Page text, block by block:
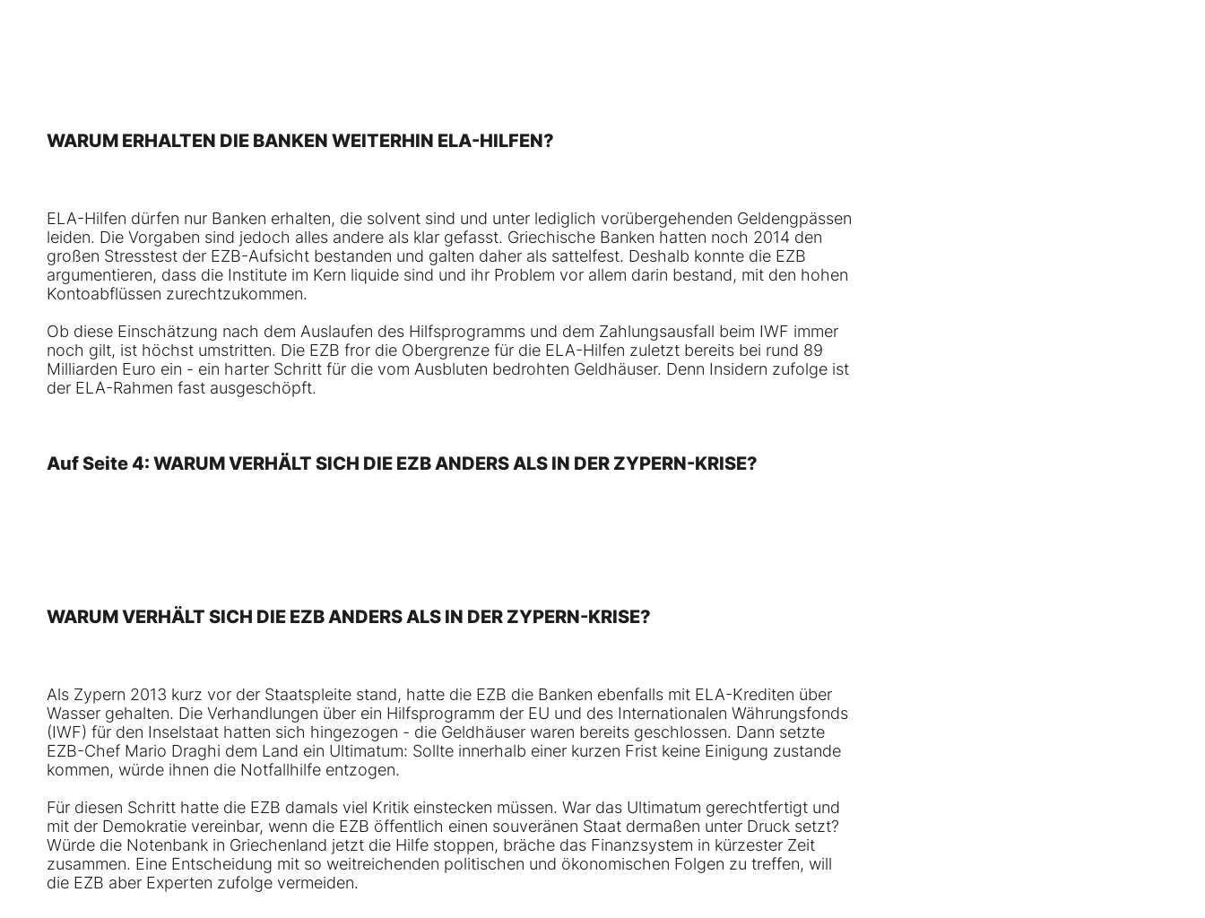
WARUM ERHALTEN DIE BANKEN WEITERHIN ELA-HILFEN?
ELA-Hilfen dürfen nur Banken erhalten, die solvent sind und unter lediglich vorübergehenden Geldengpässen
leiden. Die Vorgaben sind jedoch alles andere als klar gefasst. Griechische Banken hatten noch 2014 den
großen Stresstest der EZB-Aufsicht bestanden und galten daher als sattelfest. Deshalb konnte die EZB
argumentieren, dass die Institute im Kern liquide sind und ihr Problem vor allem darin bestand, mit den hohen
Kontoabflüssen zurechtzukommen.
Ob diese Einschätzung nach dem Auslaufen des Hilfsprogramms und dem Zahlungsausfall beim IWF immer
noch gilt, ist höchst umstritten. Die EZB fror die Obergrenze für die ELA-Hilfen zuletzt bereits bei rund 89
Milliarden Euro ein - ein harter Schritt für die vom Ausbluten bedrohten Geldhäuser. Denn Insidern zufolge ist
der ELA-Rahmen fast ausgeschöpft.
Auf Seite 4: WARUM VERHÄLT SICH DIE EZB ANDERS ALS IN DER ZYPERN-KRISE?
WARUM VERHÄLT SICH DIE EZB ANDERS ALS IN DER ZYPERN-KRISE?
Als Zypern 2013 kurz vor der Staatspleite stand, hatte die EZB die Banken ebenfalls mit ELA-Krediten über
Wasser gehalten. Die Verhandlungen über ein Hilfsprogramm der EU und des Internationalen Währungsfonds
(IWF) für den Inselstaat hatten sich hingezogen - die Geldhäuser waren bereits geschlossen. Dann setzte
EZB-Chef Mario Draghi dem Land ein Ultimatum: Sollte innerhalb einer kurzen Frist keine Einigung zustande
kommen, würde ihnen die Notfallhilfe entzogen.
Für diesen Schritt hatte die EZB damals viel Kritik einstecken müssen. War das Ultimatum gerechtfertigt und
mit der Demokratie vereinbar, wenn die EZB öffentlich einen souveränen Staat dermaßen unter Druck setzt?
Würde die Notenbank in Griechenland jetzt die Hilfe stoppen, bräche das Finanzsystem in kürzester Zeit
zusammen. Eine Entscheidung mit so weitreichenden politischen und ökonomischen Folgen zu treffen, will
die EZB aber Experten zufolge vermeiden.